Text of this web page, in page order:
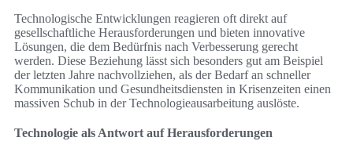
Technologische Entwicklungen reagieren oft direkt auf
gesellschaftliche Herausforderungen und bieten innovative
Lösungen, die dem Bedürfnis nach Verbesserung gerecht
werden. Diese Beziehung lässt sich besonders gut am Beispiel
der letzten Jahre nachvollziehen, als der Bedarf an schneller
Kommunikation und Gesundheitsdiensten in Krisenzeiten einen
massiven Schub in der Technologieausarbeitung auslöste.
Technologie als Antwort auf Herausforderungen